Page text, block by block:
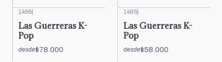
1466
Las Guerreras K-
Pop
desde$78.000
1485
Las Guerreras K-
Pop
desde$58.000